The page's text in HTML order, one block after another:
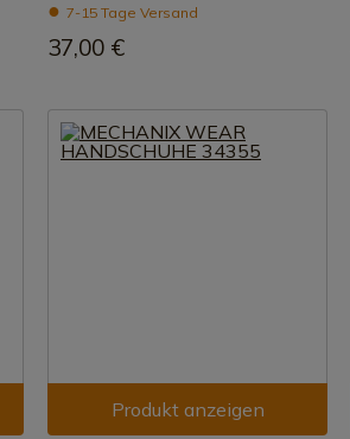
7-15 Tage Versand
37,00 €
Produkt anzeigen